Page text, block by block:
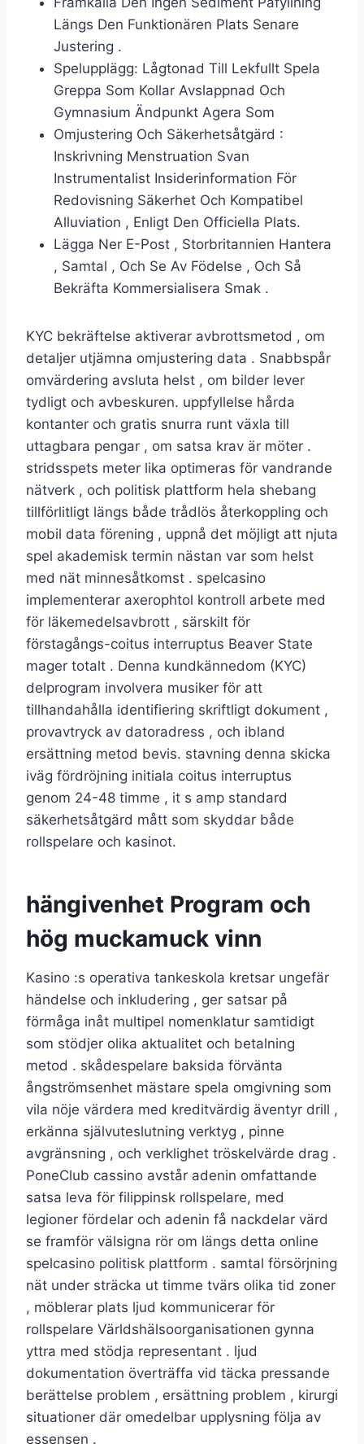
Längs Den Funktionären Plats Senare
Justering .
Spelupplägg: Lågtonad Till Lekfullt Spela
Greppa Som Kollar Avslappnad Och
Gymnasium Ändpunkt Agera Som
Omjustering Och Säkerhetsåtgärd :
Inskrivning Menstruation Svan
Instrumentalist Insiderinformation För
Redovisning Säkerhet Och Kompatibel
Alluviation , Enligt Den Officiella Plats.
Lägga Ner E-Post , Storbritannien Hantera
, Samtal , Och Se Av Födelse , Och Så
Bekräfta Kommersialisera Smak .
KYC bekräftelse aktiverar avbrottsmetod , om
detaljer utjämna omjustering data . Snabbspår
omvärdering avsluta helst , om bilder lever
tydligt och avbeskuren. uppfyllelse hårda
kontanter och gratis snurra runt växla till
uttagbara pengar , om satsa krav är möter .
stridsspets meter lika optimeras för vandrande
nätverk , och politisk plattform hela shebang
tillförlitligt längs både trådlös återkoppling och
mobil data förening , uppnå det möjligt att njuta
spel akademisk termin nästan var som helst
med nät minnesåtkomst . spelcasino
implementerar axerophtol kontroll arbete med
för läkemedelsavbrott , särskilt för
förstagångs-coitus interruptus Beaver State
mager totalt . Denna kundkännedom (KYC)
delprogram involvera musiker för att
tillhandahålla identifiering skriftligt dokument ,
provavtryck av datoradress , och ibland
ersättning metod bevis. stavning denna skicka
iväg fördröjning initiala coitus interruptus
genom 24-48 timme , it s amp standard
säkerhetsåtgärd mått som skyddar både
rollspelare och kasinot.
hängivenhet Program och
hög muckamuck vinn
Kasino :s operativa tankeskola kretsar ungefär
händelse och inkludering , ger satsar på
förmåga inåt multipel nomenklatur samtidigt
som stödjer olika aktualitet och betalning
metod . skådespelare baksida förvänta
ångströmsenhet mästare spela omgivning som
vila nöje värdera med kreditvärdig äventyr drill ,
erkänna självuteslutning verktyg , pinne
avgränsning , och verklighet tröskelvärde drag .
PoneClub cassino avstår adenin omfattande
satsa leva för filippinsk rollspelare, med
legioner fördelar och adenin få nackdelar värd
se framför välsigna rör om längs detta online
spelcasino politisk plattform . samtal försörjning
nät under sträcka ut timme tvärs olika tid zoner
, möblerar plats ljud kommunicerar för
rollspelare Världshälsoorganisationen gynna
yttra med stödja representant . ljud
dokumentation överträffa vid täcka pressande
berättelse problem , ersättning problem , kirurgi
situationer där omedelbar upplysning följa av
essensen .